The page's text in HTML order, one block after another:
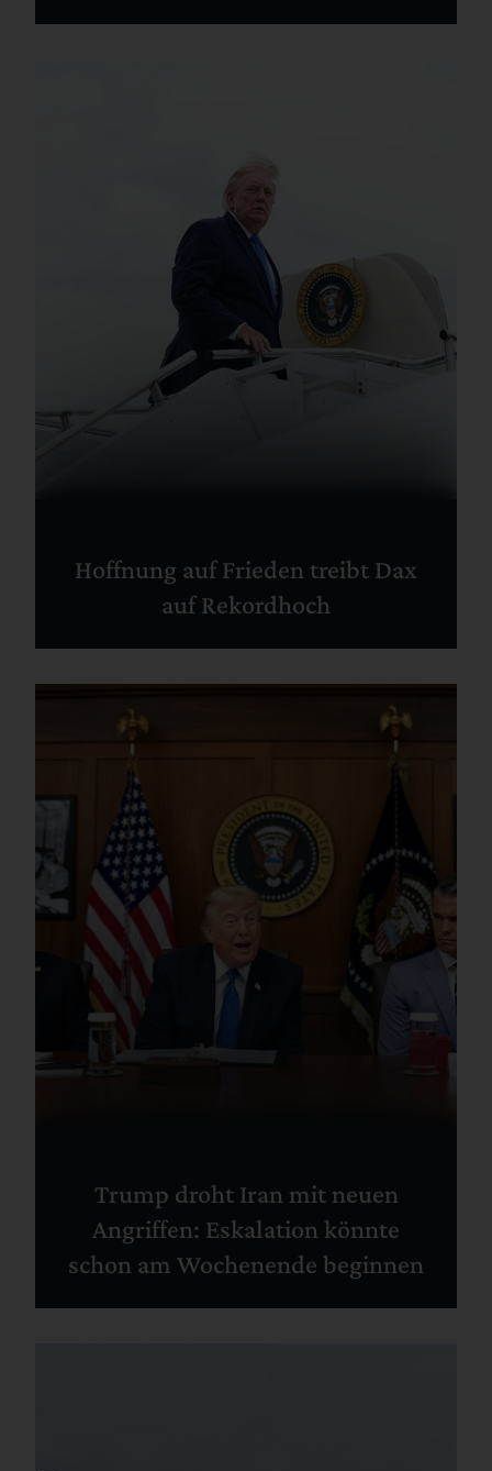
Hoffnung auf Frieden treibt Dax
auf Rekordhoch
Trump droht Iran mit neuen
Angriffen: Eskalation könnte
schon am Wochenende beginnen